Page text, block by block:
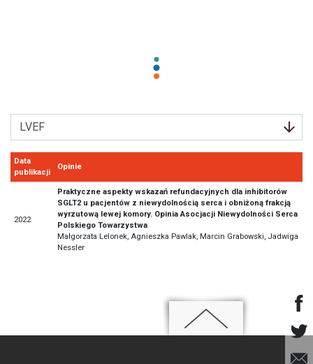
Data
publikacji
Opinie
2022
Praktyczne aspekty wskazań refundacyjnych dla inhibitorów
SGLT2 u pacjentów z niewydolnością serca i obniżoną frakcją
wyrzutową lewej komory. Opinia Asocjacji Niewydolności Serca
Polskiego Towarzystwa
Małgorzata Lelonek, Agnieszka Pawlak, Marcin Grabowski, Jadwiga
Nessler